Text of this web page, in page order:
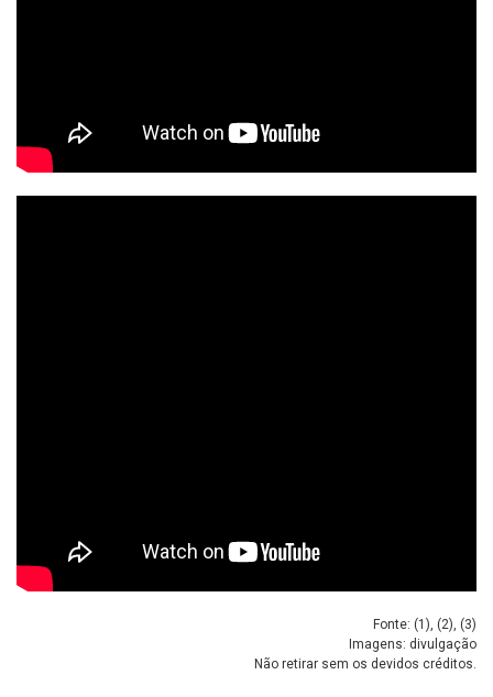
Fonte: (1 ), (2), (3)
Imagens: divulgação
Não retirar sem os devidos créditos.